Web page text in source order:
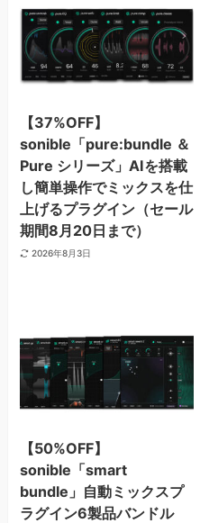
【37%OFF】
sonible「pure:bundle ＆
Pure シリーズ」AIを搭載
し簡単操作でミックスを仕
上げるプラグイン（セール
期間8月20日まで）
2026年8月3日
【50%OFF】
sonible「smart
bundle」自動ミックスプ
ラグイン6製品バンドル